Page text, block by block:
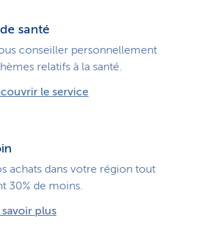
santé
conseiller personnellement
relatifs à la santé.
le service
achats dans votre région tout
30% de moins.
savoir plus